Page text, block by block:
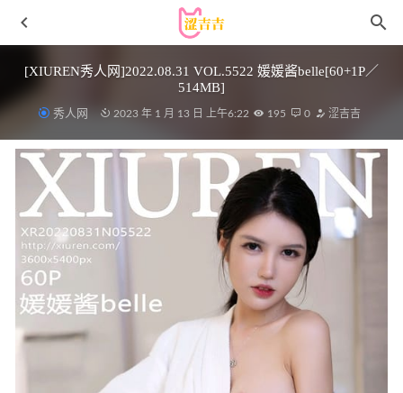
[XIUREN秀人网]2022.08.31 VOL.5522 媛媛酱belle[60+1P／
514MB]
秀人网 2023 年 1 月 13 日 上午6:22 195 0 涩吉吉
夏鸽鸽不想起床 – 写真图片合集【持续更新中】 2025-04-25
[微密圈]陈妮妮 – 油亮丝足 [20P-70MB] 2023-04-18
小仓千代w – NO.072 2024年1月Fantia会员合集[113P2V-
2025-04-18
[YOUMI尤蜜荟]2022.01.21 VOL.744 王雨纯[72+1P／
2023-01-06